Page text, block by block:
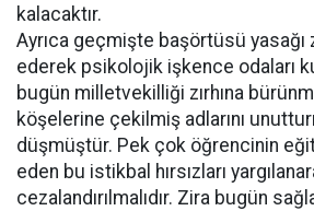
kalacaktır.
Ayrıca geçmişte başörtüsü
ederek psikolojik işkence odaları
bugün milletvekilliği zırhına
köşelerine çekilmiş adlarını
düşmüştür. Pek çok öğrencinin
eden bu istikbal hırsızları
cezalandırılmalıdır. Zira bugün